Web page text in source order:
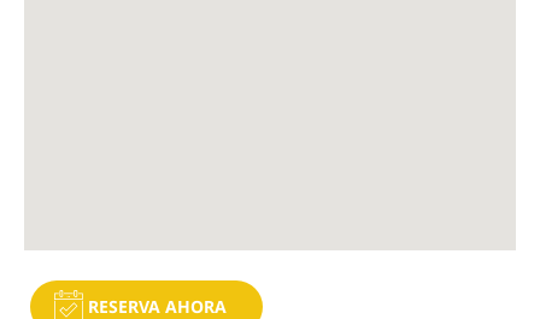
RESERVA AHORA